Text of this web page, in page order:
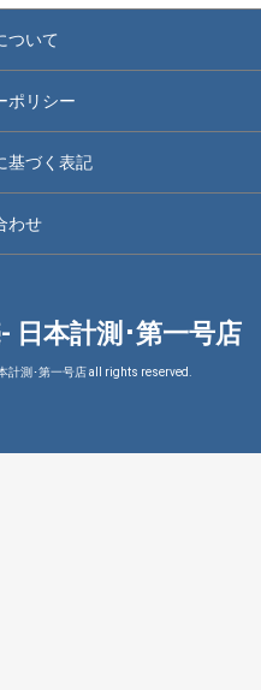
ついて
ポリシー
基づく表記
わせ
日本計測･第一号店
計測･第一号店 all rights reserved.